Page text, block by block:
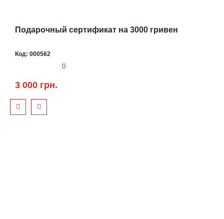
Подарочный сертификат на 3000 гривен
Код: 000562
0
3 000 грн.